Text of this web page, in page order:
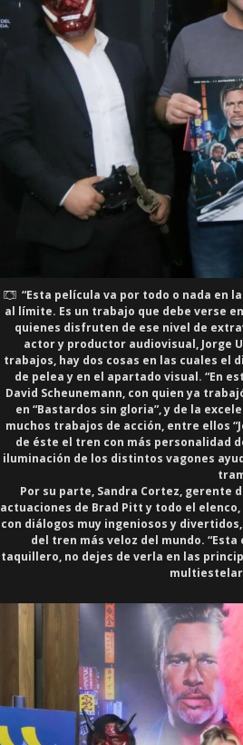
“Esta película va por todo o nada en
al límite. Es un trabajo que debe verse
quienes disfruten de ese nivel de
actor y productor audiovisual, Jorge
trabajos, hay dos cosas en las cuales el
de pelea y en el apartado visual. “En
David Scheunemann, con quien ya
en “Bastardos sin gloria”, y de la
muchos trabajos de acción, entre ellos
de éste el tren con más personalidad
iluminación de los distintos vagones
Por su parte, Sandra Cortez, gerente
actuaciones de Brad Pitt y todo el
con diálogos muy ingeniosos y
del tren más veloz del mundo.
taquillero, no dejes de verla en las